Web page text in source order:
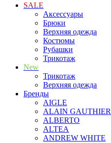
SALE
Аксессуары
Брюки
Верхняя одежда
Костюмы
Рубашки
Трикотаж
New
Трикотаж
Верхняя одежда
Бренды
AIGLE
ALAIN GAUTHIER
ALBERTO
ALTEA
ANDREW WHITE